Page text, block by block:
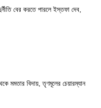
বের করতে পারলে ইস্তফা দেব,
মমতার বিদায়, তৃণমূলের চেয়ারম্যান